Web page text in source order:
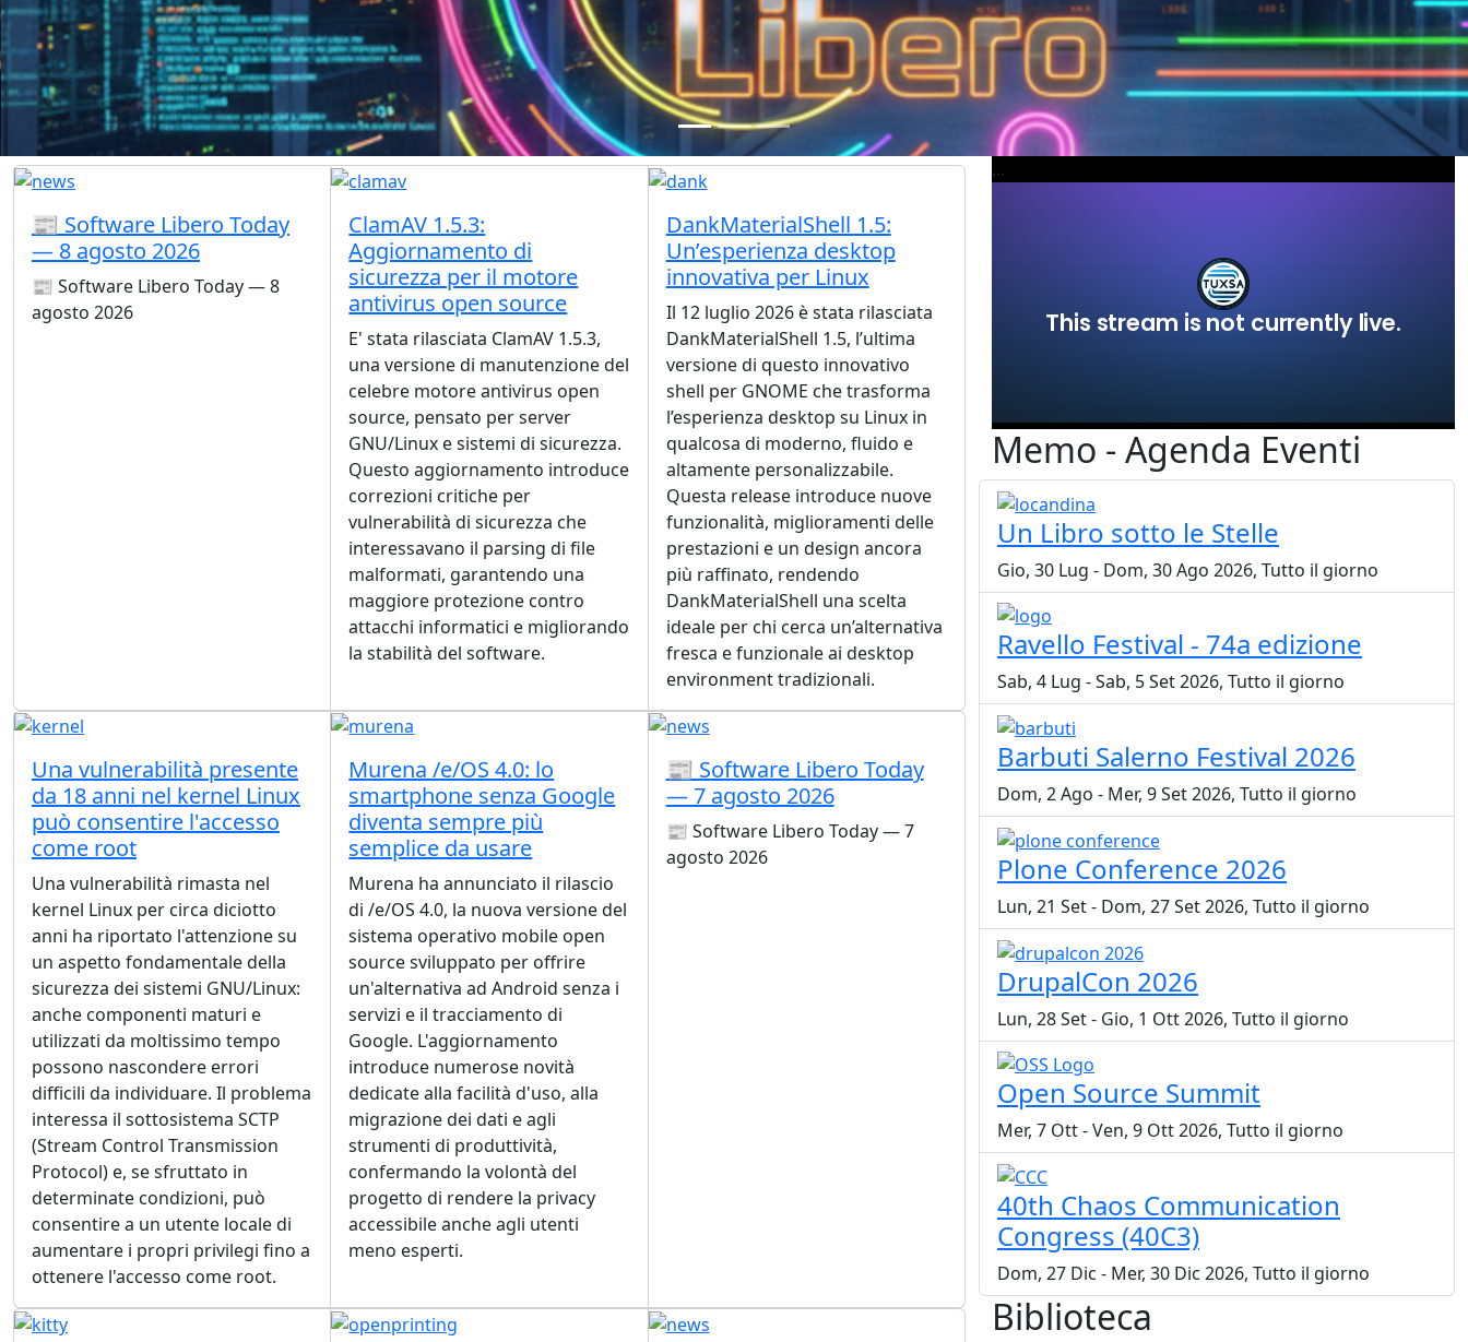
📰 Software Libero Today
— 8 agosto 2026
📰 Software Libero Today — 8
agosto 2026
ClamAV 1.5.3:
Aggiornamento di
sicurezza per il motore
antivirus open source
E' stata rilasciata ClamAV 1.5.3,
una versione di manutenzione del
celebre motore antivirus open
source, pensato per server
GNU/Linux e sistemi di sicurezza.
Questo aggiornamento introduce
correzioni critiche per
vulnerabilità di sicurezza che
interessavano il parsing di file
malformati, garantendo una
maggiore protezione contro
attacchi informatici e migliorando
la stabilità del software.
DankMaterialShell 1.5:
Un’esperienza desktop
innovativa per Linux
Il 12 luglio 2026 è stata rilasciata
DankMaterialShell 1.5, l’ultima
versione di questo innovativo
shell per GNOME che trasforma
l’esperienza desktop su Linux in
qualcosa di moderno, fluido e
altamente personalizzabile.
Questa release introduce nuove
funzionalità, miglioramenti delle
prestazioni e un design ancora
più raffinato, rendendo
DankMaterialShell una scelta
ideale per chi cerca un’alternativa
fresca e funzionale ai desktop
environment tradizionali.
Una vulnerabilità presente
da 18 anni nel kernel Linux
può consentire l'accesso
come root
Una vulnerabilità rimasta nel
kernel Linux per circa diciotto
anni ha riportato l'attenzione su
un aspetto fondamentale della
sicurezza dei sistemi GNU/Linux:
anche componenti maturi e
utilizzati da moltissimo tempo
possono nascondere errori
difficili da individuare. Il problema
interessa il sottosistema SCTP
(Stream Control Transmission
Protocol) e, se sfruttato in
determinate condizioni, può
consentire a un utente locale di
aumentare i propri privilegi fino a
ottenere l'accesso come root.
Murena /e/OS 4.0: lo
smartphone senza Google
diventa sempre più
semplice da usare
Murena ha annunciato il rilascio
di /e/OS 4.0, la nuova versione del
sistema operativo mobile open
source sviluppato per offrire
un'alternativa ad Android senza i
servizi e il tracciamento di
Google. L'aggiornamento
introduce numerose novità
dedicate alla facilità d'uso, alla
migrazione dei dati e agli
strumenti di produttività,
confermando la volontà del
progetto di rendere la privacy
accessibile anche agli utenti
meno esperti.
📰 Software Libero Today
— 7 agosto 2026
📰 Software Libero Today — 7
agosto 2026
...
Memo - Agenda Eventi
Un Libro sotto le Stelle
Gio, 30 Lug - Dom, 30 Ago 2026, Tutto il giorno
Ravello Festival - 74a edizione
Sab, 4 Lug -Sab, 5 Set 2026, Tutto il giorno
Barbuti Salerno Festival 2026
Dom, 2 Ago - Mer, 9 Set 2026, Tutto il giorno
Plone Conference 2026
Lun, 21 Set- Dom, 27 Set 2026, Tutto il giorno
DrupalCon 2026
Lun, 28 Set- Gio, 1 Ott 2026, Tutto il giorno
Open Source Summit
Mer, 7 Ott-Ven, 9 Ott 2026, Tutto il giorno
40th Chaos Communication
Congress (40C3)
Dom, 27 Dic - Mer, 30 Dic 2026, Tutto il giorno
Biblioteca